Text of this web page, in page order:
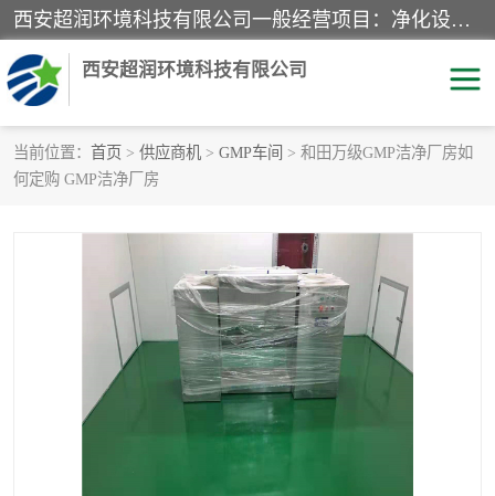
西安超润环境科技有限公司一般经营项目：净化设备、厨房设备、五金机电设备、不锈钢制品、彩钢夹心板、水处理设备的研发、销售；空气净化设备、办公设备、通风设备、建筑材料、金属材料的销售；净化工程、钢结构工程、机电设备工程的设计与施工及技术咨询服务；货物及技术的进出口的业务经营。
西安超润环境科技有限公司
当前位置： 首页 > 供应商机 > GMP车间 > 和田万级GMP洁净厂房如
何定购 GMP洁净厂房
洁净手术室
粉尘废气净化 洁净室工程
净化车间工程 GMP车间